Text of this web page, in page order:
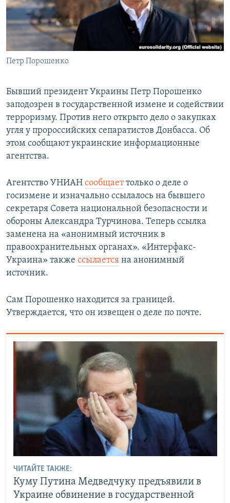
Петр Порошенко
Бывший президент Украины Петр Порошенко
заподозрен в государственной измене и содействии
терроризму. Против него открыто дело о закупках
угля у пророссийских сепаратистов Донбасса. Об
этом сообщают украинские информационные
агентства.
Агентство УНИАН сообщаеттолько о деле о
госизмене и изначально ссылалось на бывшего
секретаря Совета национальной безопасности и
обороны Александра Турчинова. Теперь ссылка
заменена на «анонимный источник в
правоохранительных органах». «Интерфакс-
Украина» также ссылается на анонимный
источник.
Сам Порошенко находится за границей.
Утверждается, что он извещен о деле по почте.
ЧИТАЙТЕ ТАКЖЕ:
Куму Путина Медведчуку предъявили в
Украине обвинение в государственной